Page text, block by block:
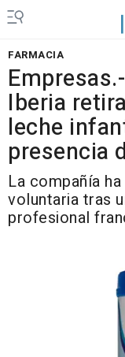
FARMACIA
Iberia
leche
presencia
La compañía
voluntaria tras
profesional